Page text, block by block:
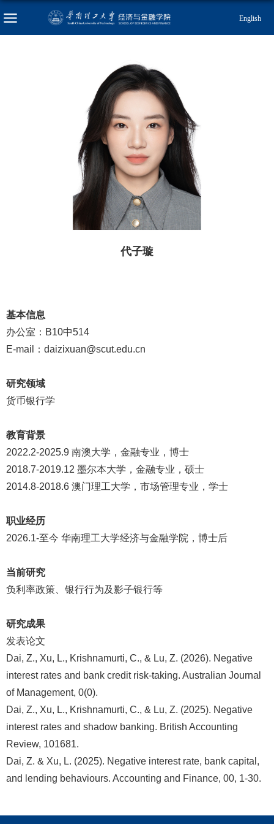
English
代子璇
基本信息
办公室：B10中514
E-mail：daizixuan@scut.edu.cn
研究领域
货币银行学
教育背景
2022.2-2025.9 南澳大学，金融专业，博士
2018.7-2019.12 墨尔本大学，金融专业，硕士
2014.8-2018.6 澳门理工大学，市场管理专业，学士
职业经历
2026.1-至今 华南理工大学经济与金融学院，博士后
当前研究
负利率政策、银行行为及影子银行等
研究成果
发表论文
Dai, Z., Xu, L., Krishnamurti, C., & Lu, Z. (2026). Negative
interest rates and bank credit risk-taking. Australian Journal
of Management, 0(0).
Dai, Z., Xu, L., Krishnamurti, C., & Lu, Z. (2025). Negative
interest rates and shadow banking. British Accounting
Review, 101681.
Dai, Z. & Xu, L. (2025). Negative interest rate, bank capital,
and lending behaviours. Accounting and Finance, 00, 1-30.